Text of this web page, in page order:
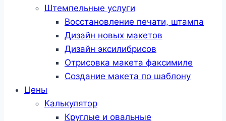
Штемпельные услуги
Восстановление печати, штампа
Дизайн новых макетов
Дизайн эксилибрисов
Отрисовка макета факсимиле
Создание макета по шаблону
Цены
Калькулятор
Круглые и овальные